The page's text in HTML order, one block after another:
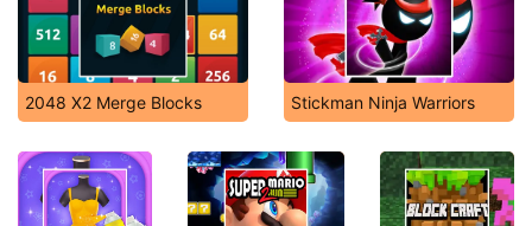
2048 X2 Merge Blocks Stickman Ninja Warriors